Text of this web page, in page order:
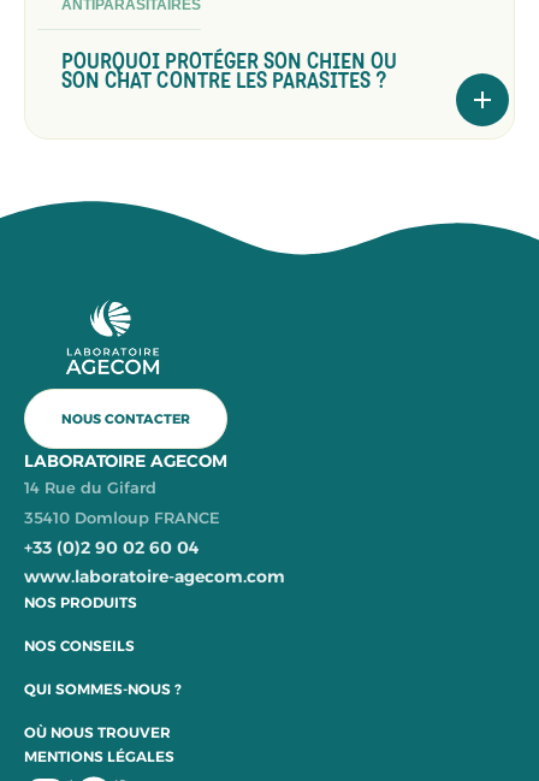
ANTIPARASITAIRES
POURQUOI PROTÉGER SON CHIEN OU
SON CHAT CONTRE LES PARASITES ?
NOUS CONTACTER
LABORATOIRE AGECOM
14 Rue du Gifard
35410 Domloup FRANCE
+33 (0)2 90 02 60 04
www.laboratoire-agecom.com
NOS PRODUITS
NOS CONSEILS
QUI SOMMES-NOUS ?
OÙ NOUS TROUVER
MENTIONS LÉGALES